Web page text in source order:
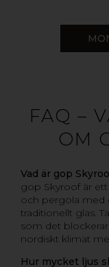
FAQ –
OM
Vad är gop
gop Skyroof är
och pergola med
traditionellt glas.
som det
nordiskt klimat
Hur mycket ljus